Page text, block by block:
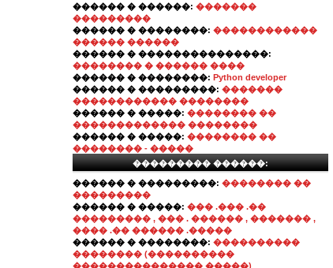
������ � ������: �������
���������
������ � ��������: ������������
������ ������
������ � ���������������:
�������� � ������ ����
������ � ��������: Python developer
������ � ���������: �������
������������ ��������
������ � �����: �������� ��
������������� ��������
������ � �����: �������� ��
�������� - �����
��������� ������:
������ � ���������: �������� ��
���������
������ � �����: ��� .��� .��
��������� , ��� . ������ , ������� ,
���� .�� ������ .�����
������ � ��������: ����������
�������� (����������
��������������� �����)